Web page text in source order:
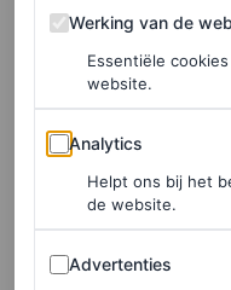
Werking van de website
Werking van de
Essentiële
website.
Analytics
Analytics
Helpt ons bij het
de website.
Advertenties
Advertenties